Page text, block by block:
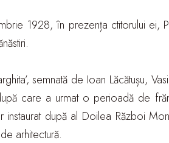
1928, în prezența ctitorului ei,
semnată de Ioan Lăcătușu,
care a urmat o perioadă de
după al Doilea Război
arhitectură.